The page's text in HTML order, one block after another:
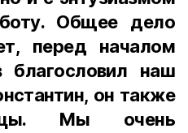
Общее дело
перед началом
благословил наш
он также
Мы очень